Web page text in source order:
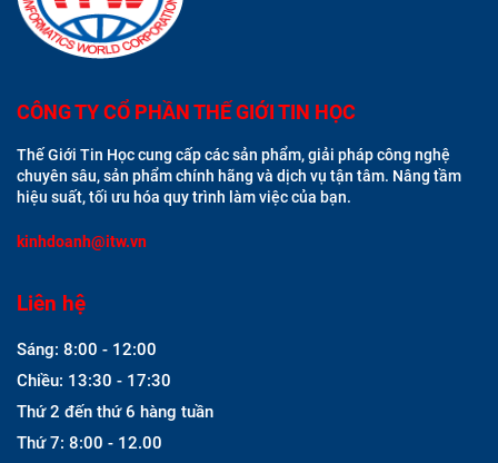
CÔNG TY CỔ PHẦN THẾ GIỚI TIN HỌC
Thế Giới Tin Học cung cấp các sản phẩm, giải pháp công nghệ
chuyên sâu, sản phẩm chính hãng và dịch vụ tận tâm. Nâng tầm
hiệu suất, tối ưu hóa quy trình làm việc của bạn.
kinhdoanh@itw.vn
Liên hệ
Sáng: 8:00 - 12:00
Chiều: 13:30 - 17:30
Thứ 2 đến thứ 6 hàng tuần
Thứ 7: 8:00 - 12.00